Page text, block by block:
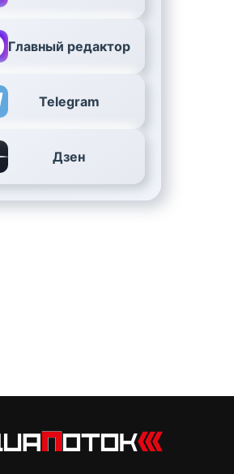
Главный редактор
Telegram
Дзен